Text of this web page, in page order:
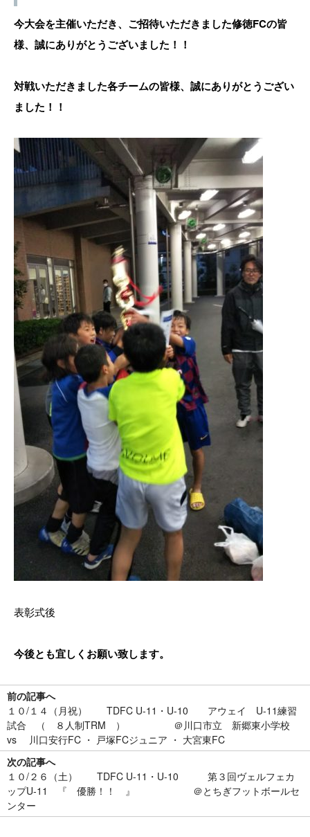
今大会を主催いただき、ご招待いただきました修徳FCの皆
様、誠にありがとうございました！！
対戦いただきました各チームの皆様、誠にありがとうござい
ました！！
表彰式後
今後とも宜しくお願い致します。
前の記事へ
１０/１４（月祝） TDFC U-11・U-10 アウェイ U-11練習
試合 （ ８人制TRM ） ＠川口市立 新郷東小学校
vs 川口安行FC ・ 戸塚FCジュニア ・ 大宮東FC
次の記事へ
１０/２６（土） TDFC U-11・U-10 第３回ヴェルフェカ
ップU-11 『 優勝！！ 』 ＠とちぎフットボールセ
ンター